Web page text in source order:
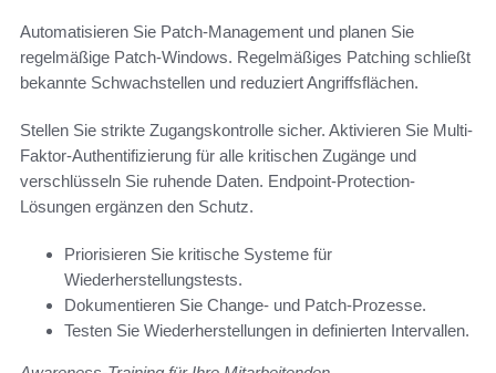
Automatisieren Sie Patch-Management und planen Sie
regelmäßige Patch-Windows. Regelmäßiges Patching schließt
bekannte Schwachstellen und reduziert Angriffsflächen.
Stellen Sie strikte Zugangskontrolle sicher. Aktivieren Sie Multi-
Faktor-Authentifizierung für alle kritischen Zugänge und
verschlüsseln Sie ruhende Daten. Endpoint-Protection-
Lösungen ergänzen den Schutz.
Priorisieren Sie kritische Systeme für
Wiederherstellungstests.
Dokumentieren Sie Change- und Patch-Prozesse.
Testen Sie Wiederherstellungen in definierten Intervallen.